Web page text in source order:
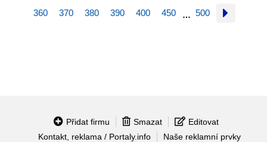
360 370 380 390 400 450 … 500
Přidat firmu Smazat
Editovat
Kontakt, reklama / Portaly.info
Naše reklamní prvky